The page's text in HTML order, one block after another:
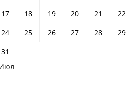
17
18 19 20 21 22
24
25 26 27 28 29
31